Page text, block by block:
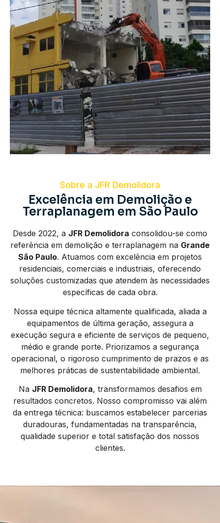
Sobre a JFR Demolidora
Excelência em Demolição e
Terraplanagem em São Paulo
Desde 2022, a JFR Demolidora consolidou-se como
referência em demolição e terraplanagem na Grande
São Paulo. Atuamos com excelência em projetos
residenciais, comerciais e industriais, oferecendo
soluções customizadas que atendem às necessidades
específicas de cada obra.
Nossa equipe técnica altamente qualificada, aliada a
equipamentos de última geração, assegura a
execução segura e eficiente de serviços de pequeno,
médio e grande porte. Priorizamos a segurança
operacional, o rigoroso cumprimento de prazos e as
melhores práticas de sustentabilidade ambiental.
Na JFR Demolidora, transformamos desafios em
resultados concretos. Nosso compromisso vai além
da entrega técnica: buscamos estabelecer parcerias
duradouras, fundamentadas na transparência,
qualidade superior e total satisfação dos nossos
clientes.